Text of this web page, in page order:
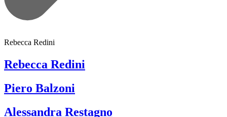
Rebecca Redini
Rebecca Redini
Piero Balzoni
Alessandra Restagno